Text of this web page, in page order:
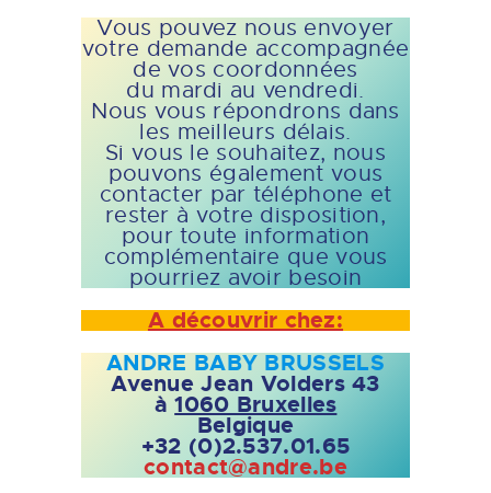
Vous pouvez nous envoyer
votre demande accompagnée
de vos coordonnées
du mardi au vendredi.
Nous vous répondrons dans
les meilleurs délais.
Si vous le souhaitez, nous
pouvons également vous
contacter par téléphone et
rester à votre disposition,
pour toute information
complémentaire que vous
pourriez avoir besoin
A découvrir chez:
ANDRE BABY BRUSSELS
Avenue Jean Volders 43
à1060 Bruxelles
Belgique
+32 (0)2.537.01.65
contact@andre.be